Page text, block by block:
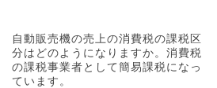
自動販売機の売上の消費税の課税区
分はどのようになりますか。消費税
の課税事業者として簡易課税になっ
ています。